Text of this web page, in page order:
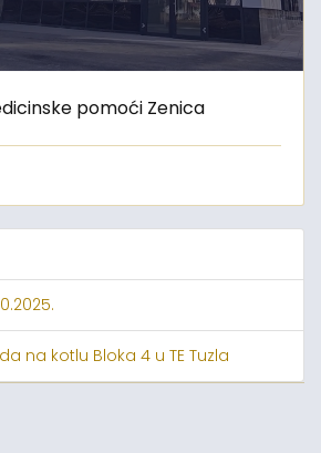
pomoći Zenica
na kotlu Bloka 4 u TE Tuzla